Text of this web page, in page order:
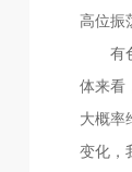
高位振
有色
体来看
大概率
变化，